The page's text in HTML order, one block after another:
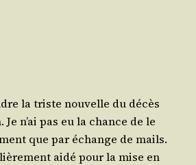
la triste nou­velle du décès
n’ai pas eu la chance de le
que par échange de mails.
aidé pour la mise en